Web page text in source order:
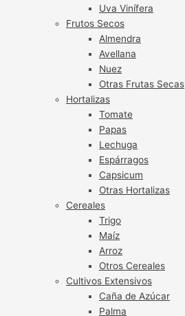
Uva Vinífera
Frutos Secos
Almendra
Avellana
Nuez
Otras Frutas Secas
Hortalizas
Tomate
Papas
Lechuga
Espárragos
Capsicum
Otras Hortalizas
Cereales
Trigo
Maíz
Arroz
Otros Cereales
Cultivos Extensivos
Caña de Azúcar
Palma